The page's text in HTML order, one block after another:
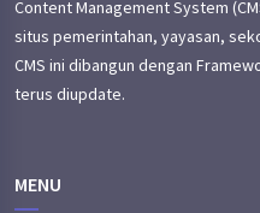
Content Management System
situs pemerintahan, yayasan,
CMS ini dibangun dengan
terus diupdate.
MENU